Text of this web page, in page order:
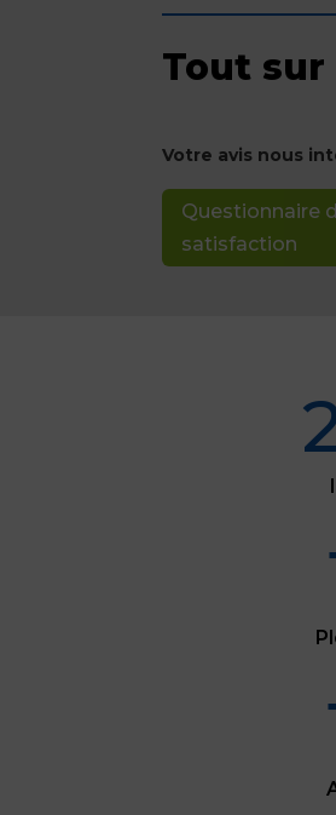
Tout sur
Votre avis nous
Questionnaire
satisfaction